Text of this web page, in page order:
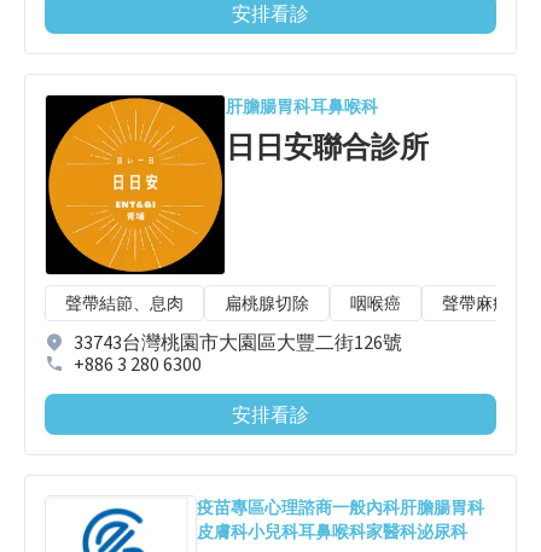
安排看診
肝膽腸胃科耳鼻喉科
日日安聯合診所
聲帶結節、息肉 扁桃腺切除 咽喉癌 聲帶麻痺
33743台灣桃園市大園區大豐二街126號
+886 3 280 6300
安排看診
疫苗專區心理諮商一般內科肝膽腸胃科
皮膚科小兒科耳鼻喉科家醫科泌尿科